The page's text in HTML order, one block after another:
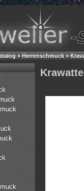
» Herrenschmuck »